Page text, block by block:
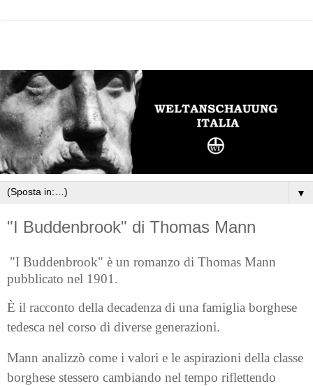
▼
"I Buddenbrook" di Thomas Mann
"I Buddenbrook" è un romanzo di Thomas Mann
pubblicato nel 1901.
È il racconto della decadenza di una famiglia borghese
tedesca nel corso di diverse generazioni.
Mann analizzò come i valori e le aspirazioni della classe
borghese stessero cambiando nel tempo riflettendo